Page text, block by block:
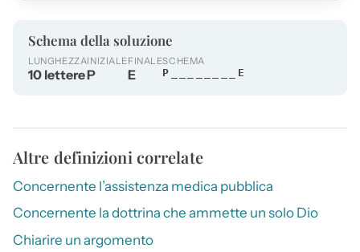
Schema della soluzione
LUNGHEZZA
10 lettere
INIZIALE
P
FINALE
E
SCHEMA
P________E
Altre definizioni correlate
Concernente l’assistenza medica pubblica
Concernente la dottrina che ammette un solo Dio
Chiarire un argomento